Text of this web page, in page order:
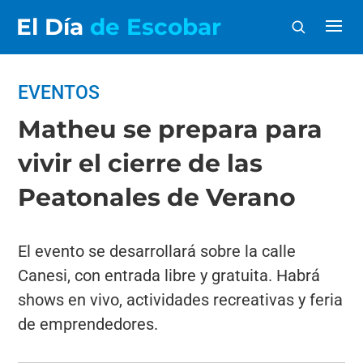
El Día de Escobar
EVENTOS
Matheu se prepara para
vivir el cierre de las
Peatonales de Verano
El evento se desarrollará sobre la calle
Canesi, con entrada libre y gratuita. Habrá
shows en vivo, actividades recreativas y feria
de emprendedores.